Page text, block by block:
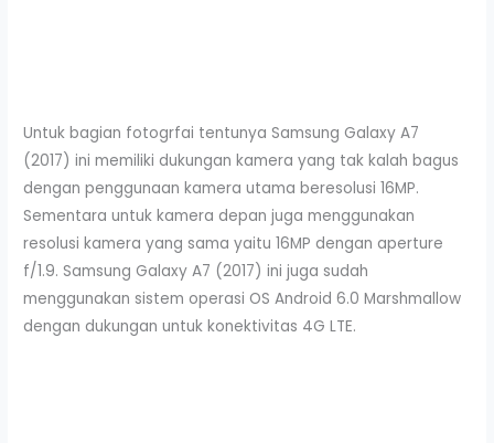
Untuk bagian fotogrfai tentunya Samsung Galaxy A7
(2017) ini memiliki dukungan kamera yang tak kalah bagus
dengan penggunaan kamera utama beresolusi 16MP.
Sementara untuk kamera depan juga menggunakan
resolusi kamera yang sama yaitu 16MP dengan aperture
f/1.9. Samsung Galaxy A7 (2017) ini juga sudah
menggunakan sistem operasi OS Android 6.0 Marshmallow
dengan dukungan untuk konektivitas 4G LTE.